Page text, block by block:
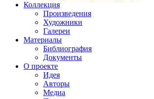
Коллекция
Произведения
Художники
Галереи
Материалы
Библиография
Документы
О проекте
Идея
Авторы
Медиа